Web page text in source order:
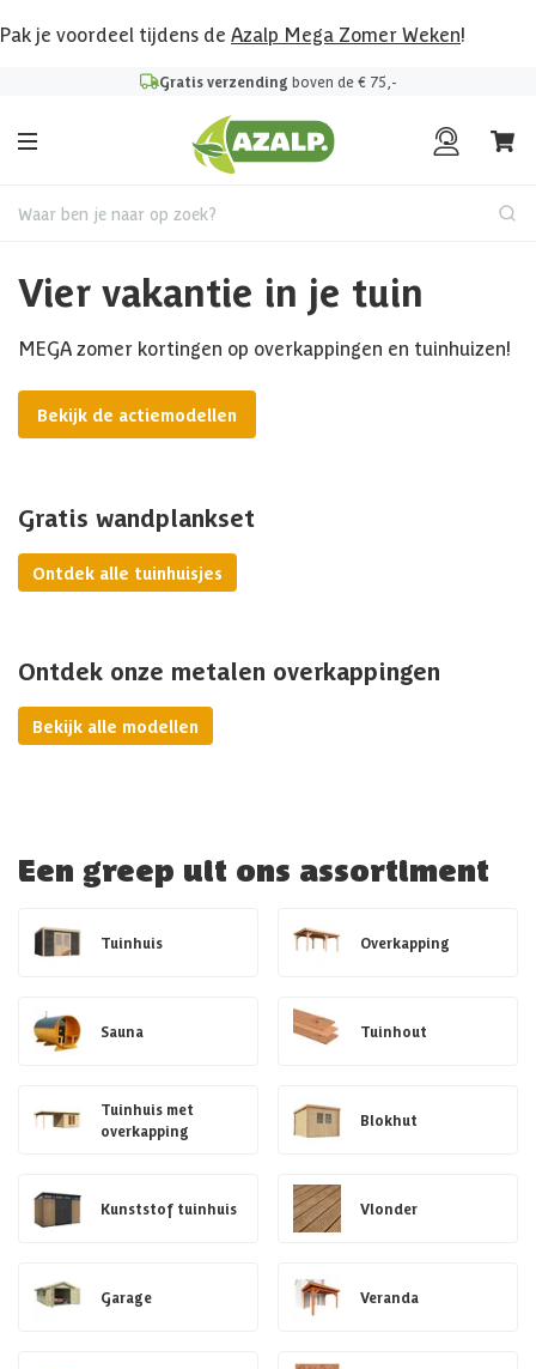
Pak je voordeel tijdens de Azalp Mega Zomer Weken!
Gratis verzending boven de € 75,-
Waar ben je naar op zoek?
Vier vakantie in je tuin
MEGA zomer kortingen op overkappingen en tuinhuizen!
Bekijk de actiemodellen
Gratis wandplankset
Ontdek alle tuinhuisjes
Ontdek onze metalen overkappingen
Bekijk alle modellen
Een greep uit ons assortiment
Tuinhuis Overkapping
Sauna Tuinhout
Tuinhuis met
overkapping
Blokhut
Kunststof tuinhuis Vlonder
Garage Veranda